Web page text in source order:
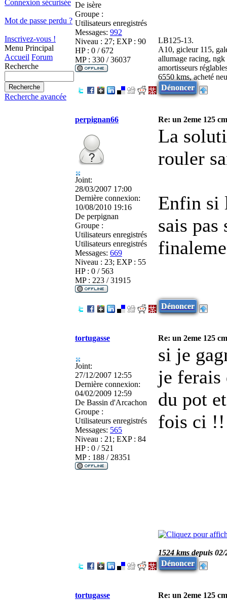
Connexion sécurisée
Mot de passe perdu ?
Inscrivez-vous !
Menu Principal
Accueil Forum
Recherche
Recherche avancée
De isère
Groupe :
Utilisateurs enregistrés
Messages: 992
Niveau : 27; EXP : 90
HP : 0 / 672
MP : 330 / 36037
LB125-13.
A10, gicleur 115,
allumage racing,
amortisseurs
6550 kms, acheté
Dénoncer
perpignan66 Re: un 2eme 125
Joint:
28/03/2007 17:00
Dernière connexion:
10/08/2010 19:16
De perpignan
Groupe :
Utilisateurs enregistrés
Utilisateurs enregistrés
Messages: 669
Niveau : 23; EXP : 55
HP : 0 / 563
MP : 223 / 31915
La
rouler
Enfin si
sais
Dénoncer
tortugasse Re: un 2eme 125
Joint:
27/12/2007 12:55
Dernière connexion:
04/02/2009 12:59
De Bassin d'Arcachon
Groupe :
Utilisateurs enregistrés
Messages: 565
Niveau : 21; EXP : 84
HP : 0 / 521
MP : 188 / 28351
si je
je ferais
du pot
fois ci
1524 kms depuis 02/
Dénoncer
tortugasse Re: un 2eme 125